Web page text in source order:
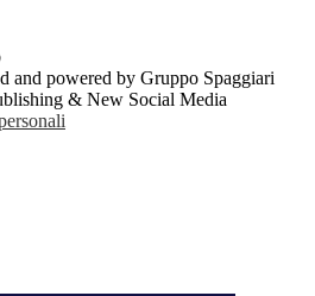
and powered by Gruppo Spaggiari
& New Social Media